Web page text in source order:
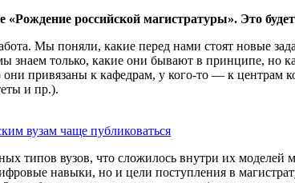
российской магистратуры». Это
Мы поняли, какие перед нами стоят новые
знаем только, какие они бывают в принципе, но
привязаны к кафедрам, у кого-то — к
и пр.).
вузам чаще публиковаться
типов вузов, что сложилось внутри их
навыки, но и цели поступления в